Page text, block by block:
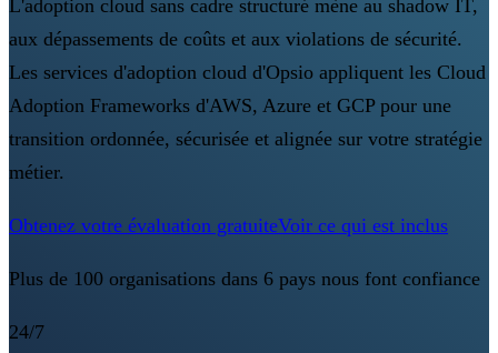
L'adoption cloud sans cadre structuré mène au shadow IT,
aux dépassements de coûts et aux violations de sécurité.
Les services d'adoption cloud d'Opsio appliquent les Cloud
Adoption Frameworks d'AWS, Azure et GCP pour une
transition ordonnée, sécurisée et alignée sur votre stratégie
métier.
Obtenez votre évaluation gratuiteVoir ce qui est inclus
Plus de 100 organisations dans 6 pays nous font confiance
24/7